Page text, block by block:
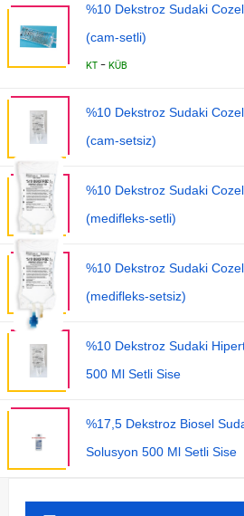
%10 Dekstroz Sudaki
(cam-setli)
KT - KÜB
%10 Dekstroz Sudaki
(cam-setsiz)
%10 Dekstroz Sudaki
(medifleks-setli)
%10 Dekstroz Sudaki
(medifleks-setsiz)
%10 Dekstroz Sudaki
500 Ml Setli Sise
%17,5 Dekstroz Biosel
Solusyon 500 Ml Setli Sise